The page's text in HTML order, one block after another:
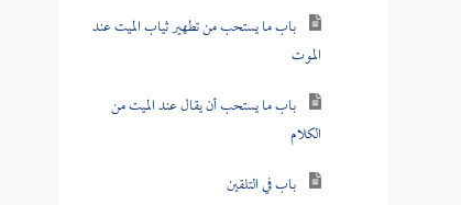
باب ما يستحب من تطهير ثياب الميت عند
الموت
باب ما يستحب أن يقال عند الميت من
الكلام
باب في التلقين